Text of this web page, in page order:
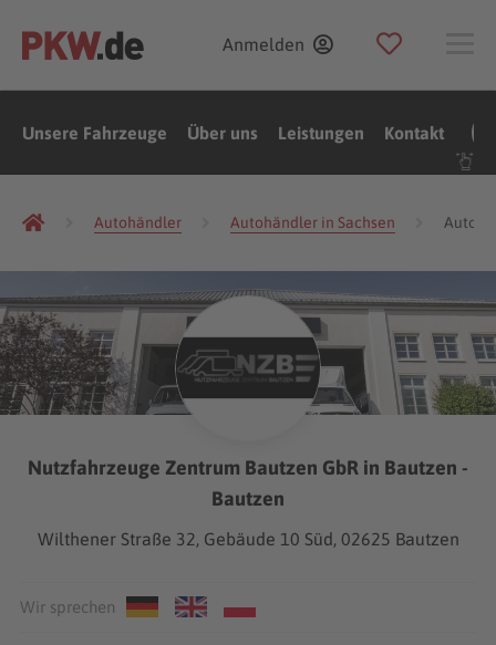
Anmelden
Unsere Fahrzeuge Über uns Leistungen Kontakt
Autohändler Autohändler in Sachsen
Nutzfahrzeuge Zentrum Bautzen GbR in Bautzen -
Bautzen
Wilthener Straße 32, Gebäude 10 Süd, 02625 Bautzen
Wir sprechen